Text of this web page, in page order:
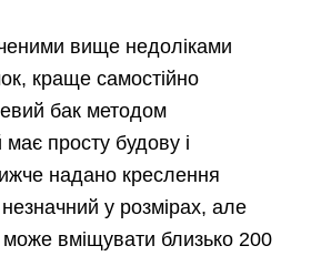
вище недоліками
краще самостійно
бак методом
просту будову і
надано креслення
у розмірах, але
може вміщувати близько 200